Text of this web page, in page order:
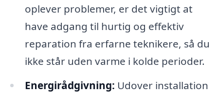
oplever problemer, er det vigtigt at
have adgang til hurtig og effektiv
reparation fra erfarne teknikere, så du
ikke står uden varme i kolde perioder.
Energirådgivning: Udover installation